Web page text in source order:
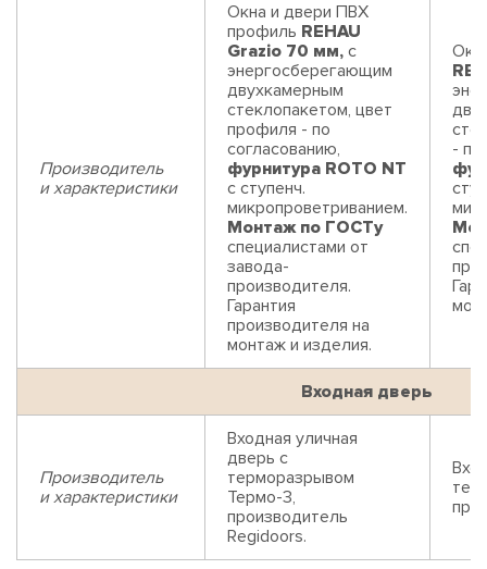
Производитель
и характеристики
Окна и двери ПВХ
профиль REHAU
Grazio 70 мм, с
энергосберегающим
двухкамерным
стеклопакетом, цвет
профиля - по
согласованию,
фурнитура ROTO NT
с ступенч.
микропроветриванием.
Монтаж по ГОСТу
специалистами от
завода-
производителя.
Гарантия
производителя на
монтаж и изделия.
- по
Входная дверь
Производитель
и характеристики
Входная уличная
дверь с
терморазрывом
Термо-3,
производитель
Regidoors.